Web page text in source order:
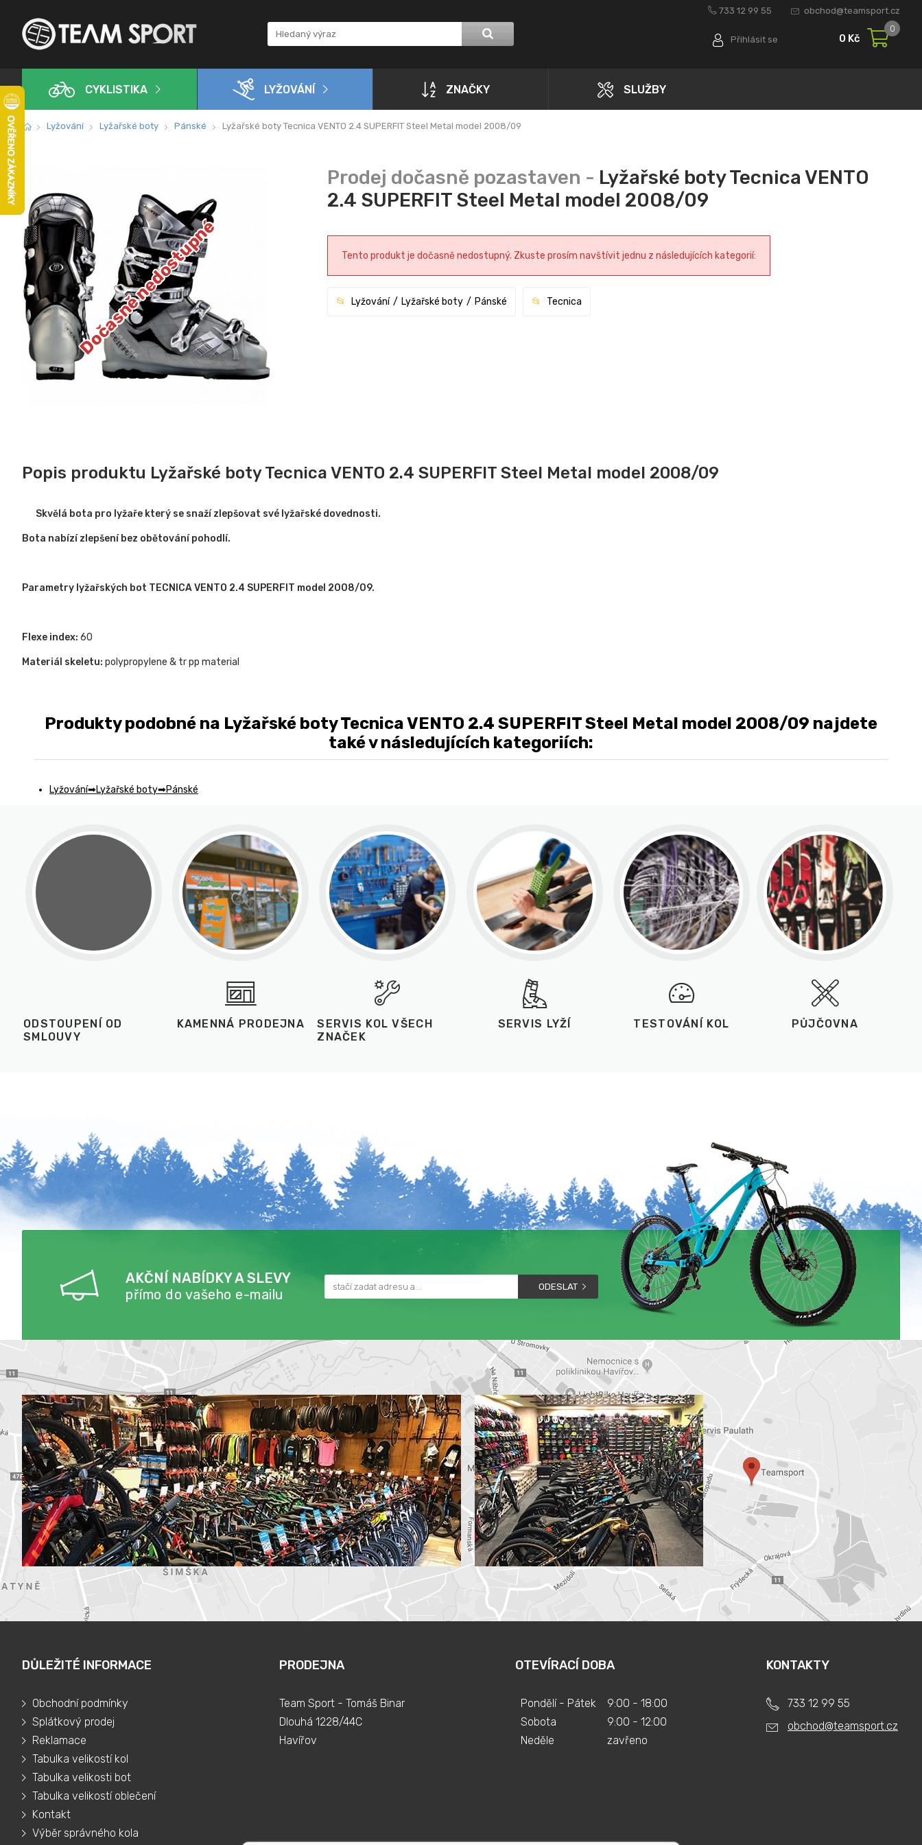
733 12 99 55 obchod@teamsport.cz
Přihlásit se 0 Kč
0
CYKLISTIKA LYŽOVÁNÍ ZNAČKY SLUŽBY
Lyžování Lyžařské boty Pánské Lyžařské boty Tecnica VENTO 2.4 SUPERFIT Steel Metal model 2008/09
Dočasně nedostupné
Lyžařské boty Tecnica VENTO
2.4 SUPERFIT Steel Metal model 2008/09
Tento produkt je dočasně nedostupný. Zkuste prosím navštívit jednu z následujících kategorií:
Lyžování Lyžařské boty Pánské Tecnica
Popis produktu Lyžařské boty Tecnica VENTO 2.4 SUPERFIT Steel Metal model 2008/09
Skvělá bota pro lyžaře který se snaží zlepšovat své lyžařské dovednosti.
Bota nabízí zlepšení bez obětování pohodlí.
Parametry lyžařských bot TECNICA VENTO 2.4 SUPERFIT model 2008/09.
Flexe index: 60
Materiál skeletu: polypropylene & tr pp material
Produkty podobné na Lyžařské boty Tecnica VENTO 2.4 SUPERFIT Steel Metal model 2008/09 najdete
také v následujících kategoriích:
Lyžování Lyžařské boty Pánské
ODSTOUPENÍ OD
SMLOUVY
KAMENNÁ PRODEJNA
SERVIS KOL VŠECH
ZNAČEK
SERVIS LYŽÍ TESTOVÁNÍ KOL PŮJČOVNA
AKČNÍ NABÍDKY A SLEVY
přímo do vašeho e-mailu
ODESLAT
DŮLEŽITÉ INFORMACE
Obchodní podmínky
Splátkový prodej
Reklamace
Tabulka velikostí kol
Tabulka velikosti bot
Tabulka velikostí oblečení
Kontakt
Výběr správného kola
PRODEJNA
Team Sport - Tomáš Binar
Dlouhá 1228/44C
Havířov
OTEVÍRACÍ DOBA
Pondělí - Pátek
Sobota
Neděle
9:00 - 18:00
9:00 - 12:00
zavřeno
KONTAKTY
733 12 99 55
obchod@teamsport.cz